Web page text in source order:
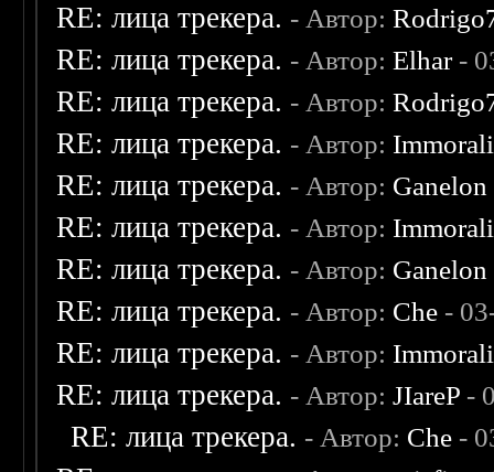
RE: лица трекера. - Автор:
RE: лица трекера. - Автор:Elhar-
RE: лица трекера. - Автор:
RE: лица трекера. - Автор:
RE: лица трекера. - Автор: Ganelon
RE: лица трекера. - Автор:
RE: лица трекера. - Автор: Ganelon
RE: лица трекера. - Автор: Che -
RE: лица трекера. - Автор:
RE: лица трекера. - Автор:JIareP -
RE: лица трекера. - Автор: Che -